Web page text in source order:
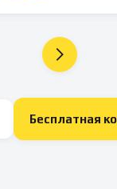
Бесплатная